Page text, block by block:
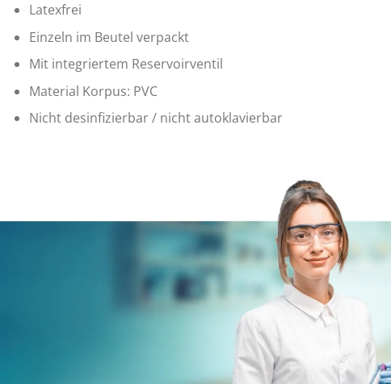
Latexfrei
Einzeln im Beutel verpackt
Mit integriertem Reservoirventil
Material Korpus: PVC
Nicht desinfizierbar / nicht autoklavierbar